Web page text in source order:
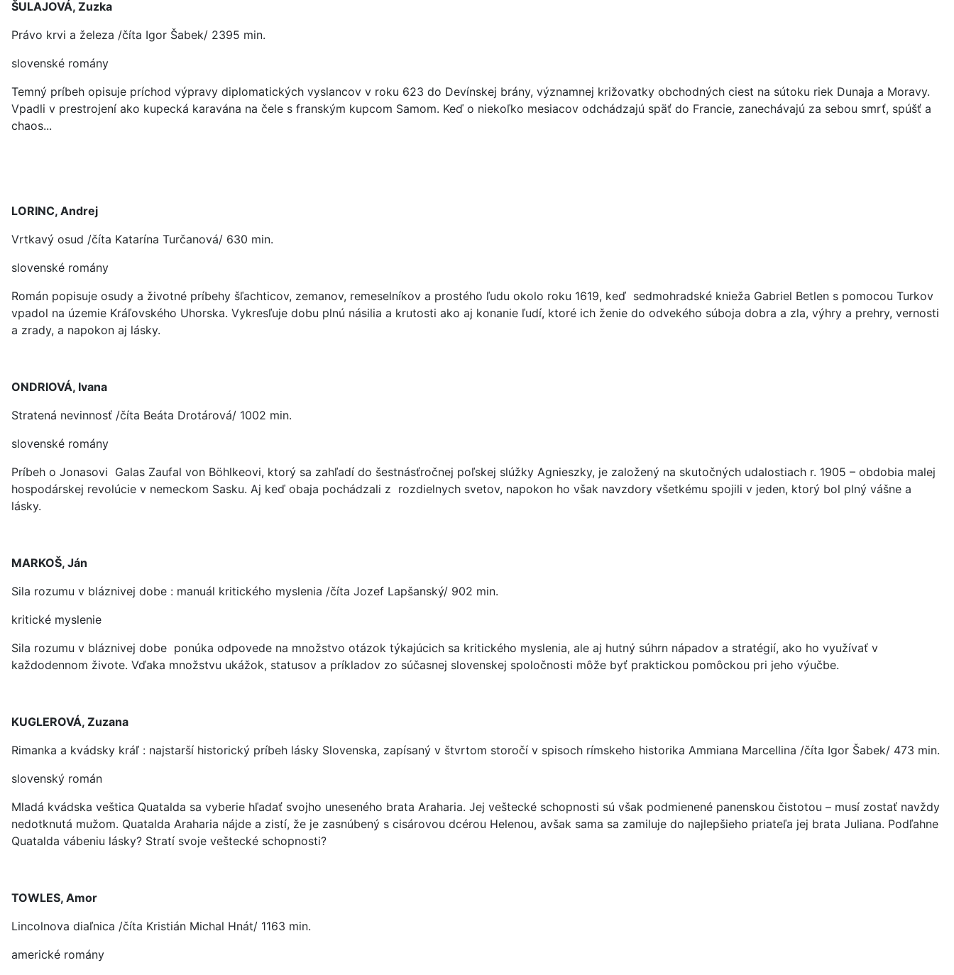
ŠULAJOVÁ, Zuzka
Právo krvi a železa /číta Igor Šabek/ 2395 min.
slovenské romány
Temný príbeh opisuje príchod výpravy diplomatických vyslancov v roku 623 do Devínskej brány, významnej križovatky obchodných ciest na sútoku riek Dunaja a Moravy.
Vpadli v prestrojení ako kupecká karavána na čele s franským kupcom Samom. Keď o niekoľko mesiacov odchádzajú späť do Francie, zanechávajú za sebou smrť, spúšť a
chaos...
LORINC, Andrej
Vrtkavý osud /číta Katarína Turčanová/ 630 min.
slovenské romány
Román popisuje osudy a životné príbehy šľachticov, zemanov, remeselníkov a prostého ľudu okolo roku 1619, keď sedmohradské knieža Gabriel Betlen s pomocou Turkov
vpadol na územie Kráľovského Uhorska. Vykresľuje dobu plnú násilia a krutosti ako aj konanie ľudí, ktoré ich ženie do odvekého súboja dobra a zla, výhry a prehry, vernosti
a zrady, a napokon aj lásky.
ONDRIOVÁ, Ivana
Stratená nevinnosť /číta Beáta Drotárová/ 1002 min.
slovenské romány
Príbeh o Jonasovi Galas Zaufal von Böhlkeovi, ktorý sa zahľadí do šestnásťročnej poľskej slúžky Agnieszky, je založený na skutočných udalostiach r. 1905 – obdobia malej
hospodárskej revolúcie v nemeckom Sasku. Aj keď obaja pochádzali z rozdielnych svetov, napokon ho však navzdory všetkému spojili v jeden, ktorý bol plný vášne a
lásky.
MARKOŠ, Ján
Sila rozumu v bláznivej dobe : manuál kritického myslenia /číta Jozef Lapšanský/ 902 min.
kritické myslenie
Sila rozumu v bláznivej dobe ponúka odpovede na množstvo otázok týkajúcich sa kritického myslenia, ale aj hutný súhrn nápadov a stratégií, ako ho využívať v
každodennom živote. Vďaka množstvu ukážok, statusov a príkladov zo súčasnej slovenskej spoločnosti môže byť praktickou pomôckou pri jeho výučbe.
KUGLEROVÁ, Zuzana
Rimanka a kvádsky kráľ : najstarší historický príbeh lásky Slovenska, zapísaný v štvrtom storočí v spisoch rímskeho historika Ammiana Marcellina /číta Igor Šabek/ 473 min.
slovenský román
Mladá kvádska veštica Quatalda sa vyberie hľadať svojho uneseného brata Araharia. Jej veštecké schopnosti sú však podmienené panenskou čistotou – musí zostať navždy
nedotknutá mužom. Quatalda Araharia nájde a zistí, že je zasnúbený s cisárovou dcérou Helenou, avšak sama sa zamiluje do najlepšieho priateľa jej brata Juliana. Podľahne
Quatalda vábeniu lásky? Stratí svoje veštecké schopnosti?
TOWLES, Amor
Lincolnova diaľnica /číta Kristián Michal Hnát/ 1163 min.
americké romány